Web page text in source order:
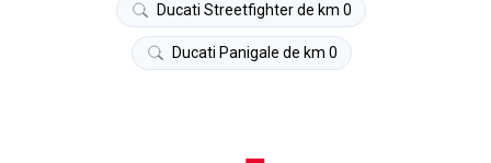
Ducati Streetfighter de km 0
Ducati Panigale de km 0